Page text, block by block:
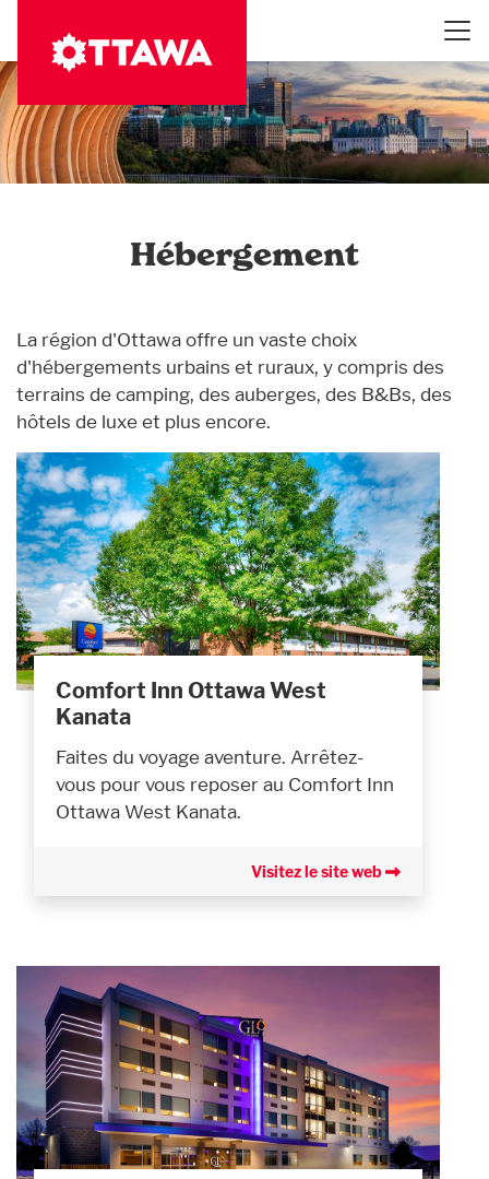
contenu
principal
Hébergement
La région d'Ottawa offre un vaste choix
d'hébergements urbains et ruraux, y compris des
terrains de camping, des auberges, des B&Bs, des
hôtels de luxe et plus encore.
Comfort Inn Ottawa West
Kanata
Faites du voyage aventure. Arrêtez-
vous pour vous reposer au Comfort Inn
Ottawa West Kanata.
Visitez le site web